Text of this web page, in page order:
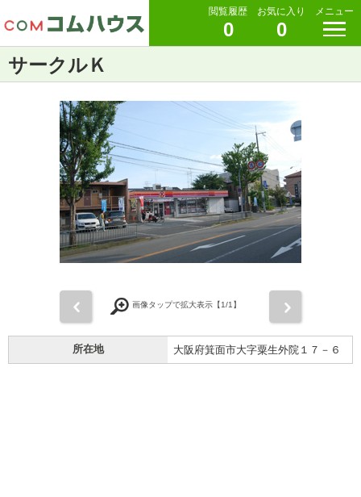
閲覧履歴
0
お気に入り
0
メニュー
サークルＫ
画像タップで拡大表示【1/1】
所在地 大阪府箕面市大字粟生外院１７－６